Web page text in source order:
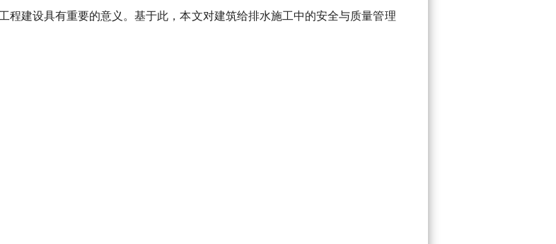
程建设具有重要的意义。基于此，本文对建筑给排水施工中的安全与质量管理